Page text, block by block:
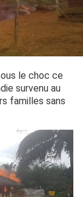
le choc ce
survenu au
familles sans